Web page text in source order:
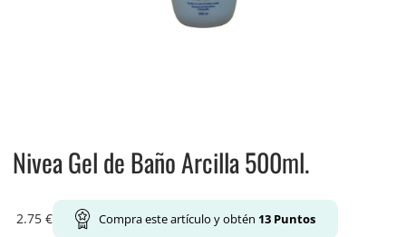
Nivea Gel de Baño Arcilla 500ml.
2.75 € Compra este artículo y obtén 13Puntos